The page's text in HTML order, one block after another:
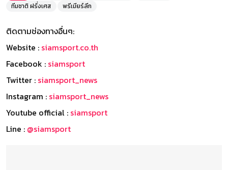
ทีมชาติ ฝรั่งเศส
พรีเมียร์ลีก
ติดตามช่องทางอื่นๆ:
Website : siamsport.co.th
Facebook : siamsport
Twitter : siamsport_news
Instagram : siamsport_news
Youtube official : siamsport
Line : @siamsport